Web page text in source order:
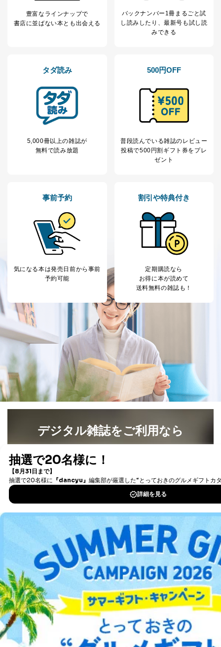
田 嘉也
個人情報の種類 利用目的
当社の定期購読サ
ービス等をご利用
商品代金回収のため
ｅメール等による商品、サービ
ス、キャンペーン等の広告の案内
閲覧履歴や購買履歴等の情報を分
析して、趣味・嗜好に
応じた新商品・サービスに関する
人情報
当社カスタマーQ＆
Aサービス利用者
ｅメール等によるカスタマーQ＆A
サイトのサービス内容のご案内の
ｅメール等による商品、サービ
るご案内のため
採用応募者の方の
採用選考、ご連絡のため
5
当社の従業者の個
人事、総務などの雇用管理等のた
め
6
パートナー（提携
企業）からの委託
により当社の
定期購読サービス
等をご利用の方の
個人情報
購入商品配送のため
提携企業及びお客様がご購入され
た商品の発売元企業からのｅメー
ル等による商品、
サービス、キャンペーン等の広告
に関するご案内のため
7
SNS公式アカウン
トに登録された方
当社のサービス利用状況の把握お
よびその分析のため
お問い合わせ対応、トラブル対
その他当社のプライバシーポリシ
ー等にて公表する利用目的達成の
ため
※上記の利用目的のうちNo.1～5については保有個人デ
ータ（開示対象個人情報）の利用目的であり、下記4.の
開示等のご請求に対応させていただきます。
なお、6、7については、パートナー（提携企業）様又は
各SNS運営会社様にご請求いただきますようお願い致し
ます。
当社は、取得した個人情報を適切に管理し､あらかじめ
本人の同意を得ることなく第三者に提供することはあり
ません。ただし、次の場合は除きます。
法令に基づく場合
人の生命､身体または財産の保護のために必要がある
場合であって、本人の同意を得ることが困難であると
き。
公衆衛生の向上または児童の健全な育成の推進のため
に特に必要がある場合であって、本人の同意を得るこ
とが困難である場合。
国の機関もしくは地方公共団体またはその委託を受け
豊富なラインナップで
書店に並ばない本とも出会える
バックナンバー1冊まるごと試
し読み したり、最新号も試し読
みできる
タダ読み
5,000冊以上の雑誌が
無料で読み放題
500円OFF
普段読んでいる雑誌のレビュー
投稿で500円割ギフト券をプレ
ゼント
事前予約
気になる本は発売日前から事前
予約可能
割引や特典付き
定期購読なら
お得に本が読めて
送料無料の雑誌も！
デジタル雑誌をご利用なら
書籍）が無料で読み放題！
DOWNLOAD FOR IOS
DOWNLOAD FOR ANDROID
ご利用方法はこちら
総合案内
アフィリエイト 採用情報
プレスリリース お問い合わせ